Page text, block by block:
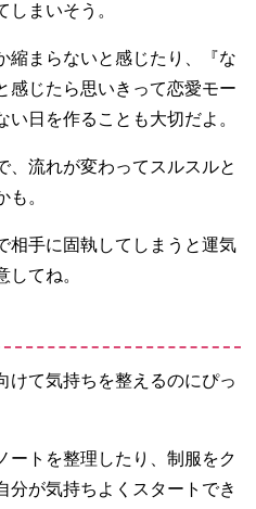
まいそう。
縮まらないと感じたり、『な
じたら思いきって恋愛モー
い日を作ることも大切だよ。
、流れが変わってスルスルと
。
相手に固執してしまうと運気
てね。
けて気持ちを整えるのにぴっ
ートを整理したり、制服をク
分が気持ちよくスタートでき